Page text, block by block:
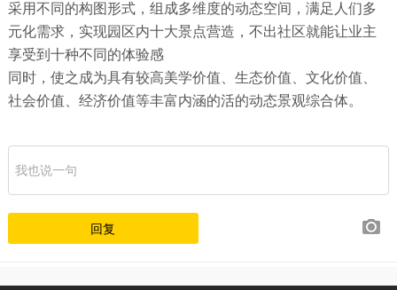
采用不同的构图形式，组成多维度的动态空间，满足人们多
元化需求，实现园区内十大景点营造，不出社区就能让业主
享受到十种不同的体验感
同时，使之成为具有较高美学价值、生态价值、文化价值、
社会价值、经济价值等丰富内涵的活的动态景观综合体。